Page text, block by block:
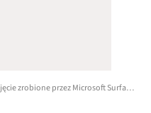
To pierwsze zdjęcie zrobione przez Microsoft Surface Duo